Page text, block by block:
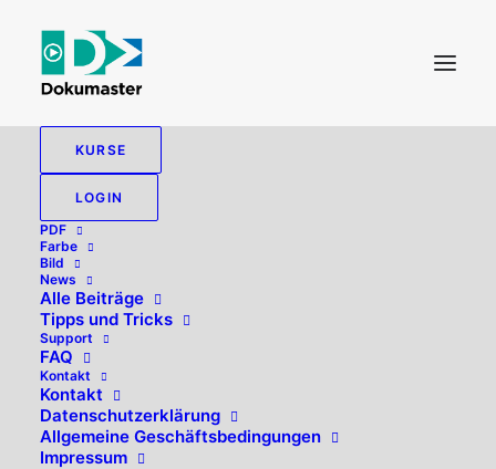
KURSE
LOGIN
PDF
Farbe
Bild
News
Alle Beiträge
Tipps und Tricks
Support
FAQ
Kontakt
Kontakt
Datenschutzerklärung
Allgemeine Geschäftsbedingungen
Impressum
Hallo, willkommen zurück!